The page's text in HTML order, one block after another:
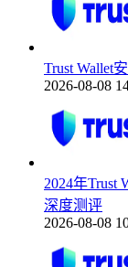
Trust Wallet
2026-08-08
2024年Trust
深度测评
2026-08-08